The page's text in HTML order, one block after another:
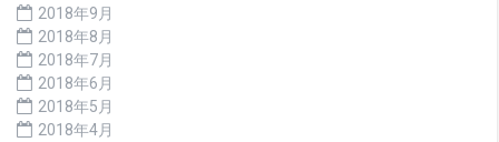
2018年9月
2018年8月
2018年7月
2018年6月
2018年5月
2018年4月